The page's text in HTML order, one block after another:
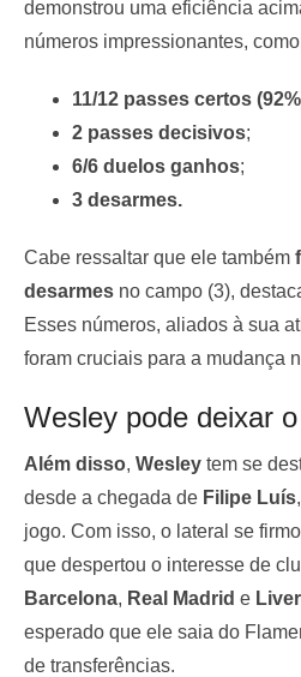
demonstrou uma eficiência
números impressionantes,
11/12 passes certos
2 passes decisivos;
6/6 duelos ganhos;
3 desarmes.
Cabe ressaltar que ele também
desarmes no campo (3),
Esses números, aliados à sua
foram cruciais para a mudança
Wesley pode deixar
Além disso, Wesley tem se
desde a chegada de Filipe Luís
jogo. Com isso, o lateral se
que despertou o interesse de
Barcelona, Real Madrid e
esperado que ele saia do
de transferências.